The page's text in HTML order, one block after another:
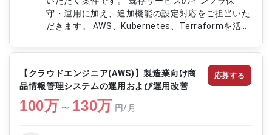
守・運用に加え、追加機能の設定対応をご担当いた
だきます。 AWS、Kubernetes、Terraformを活用
サービスの安定稼働と品質向上を目的とした各種検
証や監視業務にも携わっていただきます。 【作業
内容】 ・既存サービスのインフラ保守、運用およ
び追加機能設定を実施します ・Terraformや
Kubernetesを用いたインフラ構築および詳細設計
資料の作成を行います ・AWS環境におけるテスト
【クラウドエンジニア(AWS)】製造業向け商
品情報管理システムの運用および運用改善
100万 〜 130万 円/月
応募する